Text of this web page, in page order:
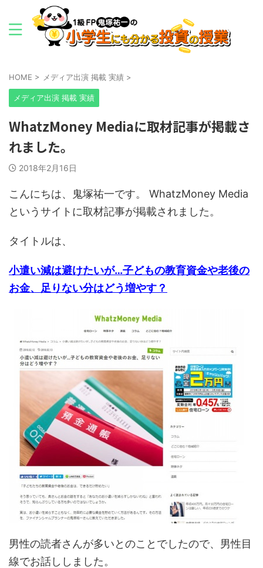
HOME > メディア出演 掲載 実績 >
メディア出演 掲載 実績
WhatzMoney Mediaに取材記事が掲載さ
れました。
2018年2月16日
こんにちは、鬼塚祐一です。 WhatzMoney Media
というサイトに取材記事が掲載されました。
タイトルは、
小遣い減は避けたいが…子どもの教育資金や老後の
お金、足りない分はどう増やす？
男性の読者さんが多いとのことでしたので、男性目
線でお話ししました。